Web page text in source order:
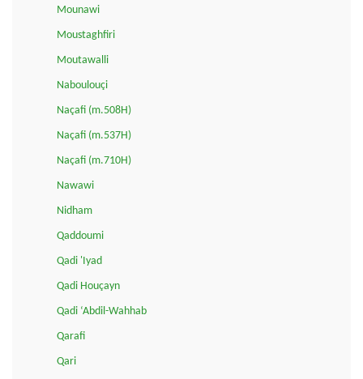
Mounawi
Moustaghfiri
Moutawalli
Naboulouçi
Naçafi (m.508H)
Naçafi (m.537H)
Naçafi (m.710H)
Nawawi
Nidham
Qaddoumi
Qadi 'Iyad
Qadi Houçayn
Qadi ‘Abdil-Wahhab
Qarafi
Qari